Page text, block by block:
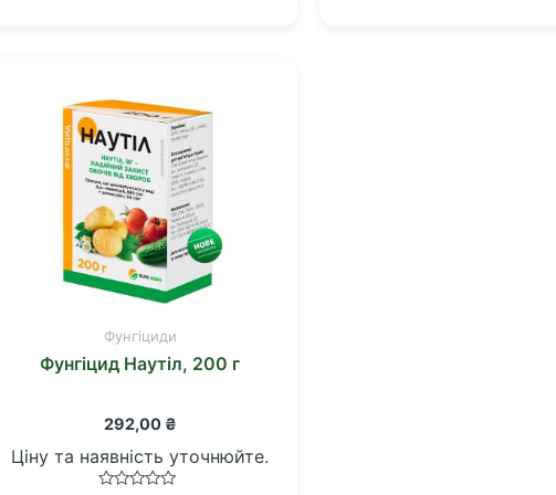
Фунгіциди
Фунгіцид Наутіл, 200 г
292,00 ₴
Ціну та наявність уточнюйте.